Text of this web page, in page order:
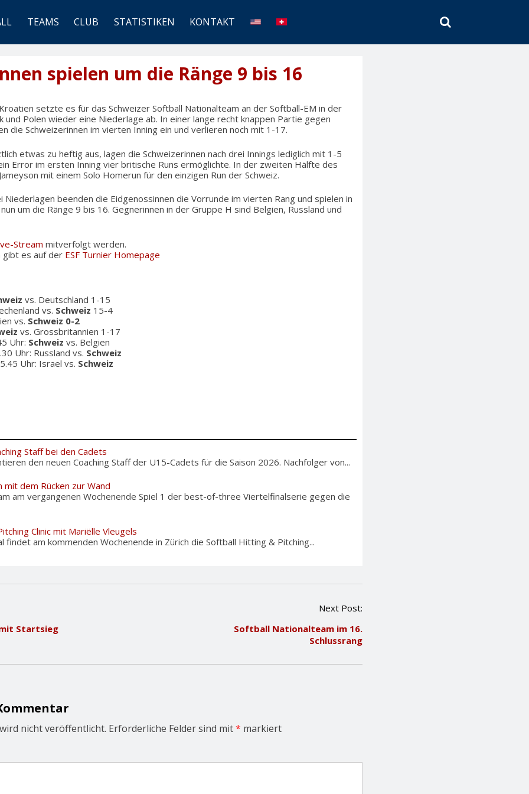
TEAMS CLUB STATISTIKEN KONTAKT
SEARCH
spielen um die Ränge 9 bis 16
setzte es für das Schweizer Softball Nationalteam an der Softball-EM in der
und Polen wieder eine Niederlage ab. In einer lange recht knappen Partie gegen
die Schweizerinnen im vierten Inning ein und verlieren noch mit 1-17.
etwas zu heftig aus, lagen die Schweizerinnen nach drei Innings lediglich mit 1-5
Error im ersten Inning vier britische Runs ermöglichte. In der zweiten Hälfte des
mit einem Solo Homerun für den einzigen Run der Schweiz.
Niederlagen beenden die Eidgenossinnen die Vorrunde im vierten Rang und spielen in
um die Ränge 9 bis 16. Gegnerinnen in der Gruppe H sind Belgien, Russland und
Stream mitverfolgt werden.
es auf der ESF Turnier Homepage
vs. Deutschland 1-15
vs. Schweiz 15-4
vs. Schweiz 0-2
vs. Grossbritannien 1-17
Uhr: Schweiz vs. Belgien
Uhr: Russland vs. Schweiz
Uhr: Israel vs. Schweiz
Staff bei den Cadets
den neuen Coaching Staff der U15-Cadets für die Saison 2026. Nachfolger von...
dem Rücken zur Wand
am vergangenen Wochenende Spiel 1 der best-of-three Viertelfinalserie gegen die
Clinic mit Mariëlle Vleugels
am kommenden Wochenende in Zürich die Softball Hitting & Pitching...
Startsieg
Next Post:
Softball Nationalteam im 16.
Schlussrang
nicht veröffentlicht. Erforderliche Felder sind mit* markiert